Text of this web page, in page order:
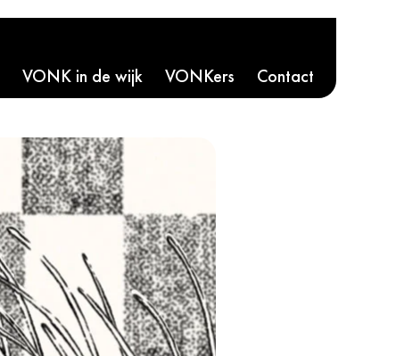
VONK in de wijk VONKers Contact